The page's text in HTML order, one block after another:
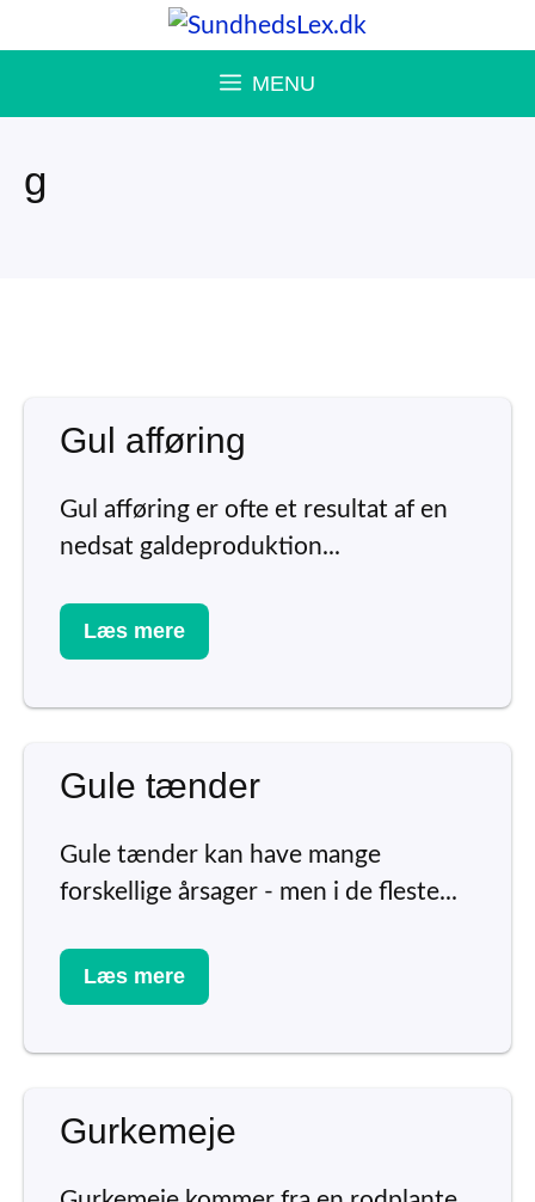
til
MENU
g
Gul afføring
Gul afføring er ofte et resultat af en
nedsat galdeproduktion...
Læs mere
Gule tænder
Gule tænder kan have mange
forskellige årsager - men i de fleste...
Læs mere
Gurkemeje